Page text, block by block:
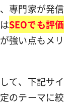
専門家が発信
SEOでも評価
強い点もメリ
て、下記サイ
のテーマに絞